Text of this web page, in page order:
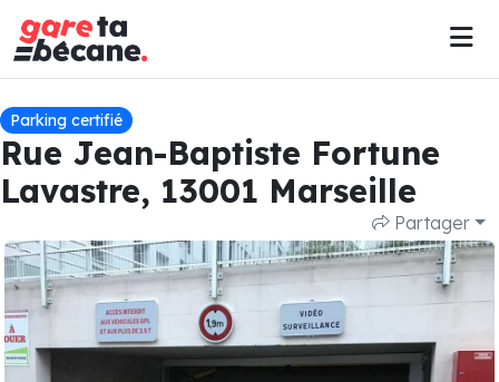
Parking certifié
Rue Jean-Baptiste Fortune
Lavastre, 13001 Marseille
Partager